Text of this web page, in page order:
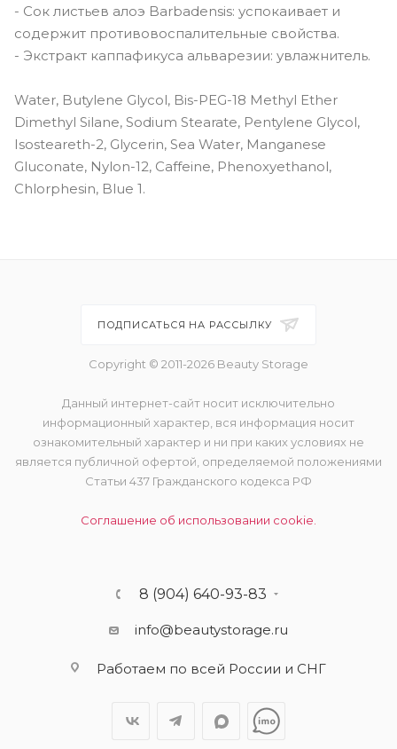
- Сок листьев алоэ Barbadensis: успокаивает и
содержит противовоспалительные свойства.
- Экстракт каппафикуса альварезии: увлажнитель.
Water, Butylene Glycol, Bis-PEG-18 Methyl Ether
Dimethyl Silane, Sodium Stearate, Pentylene Glycol,
Isosteareth-2, Glycerin, Sea Water, Manganese
Gluconate, Nylon-12, Caffeine, Phenoxyethanol,
Chlorphesin, Blue 1.
ПОДПИСАТЬСЯ НА РАССЫЛКУ
Copyright © 2011-2026 Beauty Storage
Данный интернет-сайт носит исключительно
информационный характер, вся информация носит
ознакомительный характер и ни при каких условиях не
является публичной офертой, определяемой положениями
Статьи 437 Гражданского кодекса РФ
Соглашение об использовании cookie.
8 (904) 640-93-83
info@beautystorage.ru
Работаем по всей России и СНГ